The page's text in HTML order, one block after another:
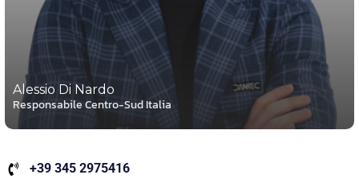
Alessio Di Nardo
Responsabile Centro-Sud Italia
+39 345 2975416